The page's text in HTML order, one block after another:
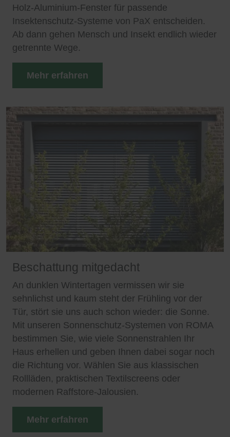
Holz-Aluminium-Fenster für passende
Insektenschutz-Systeme von PaX entscheiden.
Ab dann gehen Mensch und Insekt endlich wieder
getrennte Wege.
Mehr erfahren
Beschattung mitgedacht
An dunklen Wintertagen vermissen wir sie
sehnlichst und kaum steht der Frühling vor der
Tür, stört sie uns auch schon wieder: die Sonne.
Mit unseren Sonnenschutz-Systemen von ROMA
bestimmen Sie, wie viele Sonnenstrahlen Ihr
Haus erhellen und geben Ihnen dabei sogar noch
die Richtung vor. Wählen Sie aus klassischen
Rollläden, praktischen Textilscreens oder
modernen Raffstore-Jalousien.
Mehr erfahren